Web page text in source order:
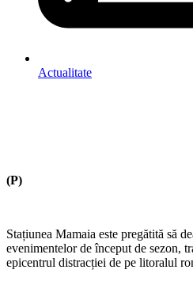
Actualitate
(P)
Stațiunea Mamaia este pregătită să
evenimentelor de început de sezon,
epicentrul distracției de pe litoralul